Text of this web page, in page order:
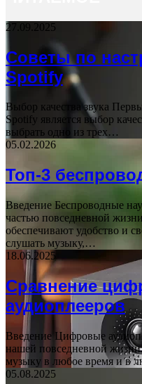
27.09.2025
Советы по
Spotify
Выбор качества звука
Spotify является выбор
выбрать одно из трех…
05.02.2026
Топ-3
Введение Беспроводные
частью повседневной
обеспечивают удобство и
слушать музыку,…
18.06.2025
Сравнение
аудиоплееров
Введение Цифровые
нашей повседневной
музыку в любое время и в
05.08.2025